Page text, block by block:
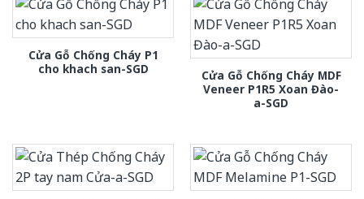
Cửa Gỗ Chống Cháy P1
cho khach san-SGD
Cửa Gỗ Chống Cháy MDF
Veneer P1R5 Xoan Đào-
a-SGD